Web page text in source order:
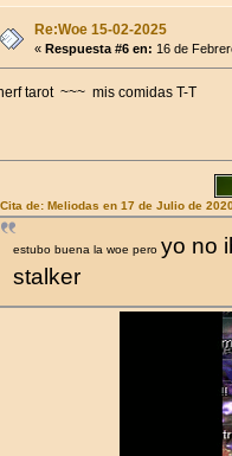
Re:Woe 15-02-2025
« Respuesta #6 en: 16 de
tarot ~~~ mis comidas T-T
Cita de: Meliodas en 17 de Julio de
estubo buena la woe pero yo no
stalker